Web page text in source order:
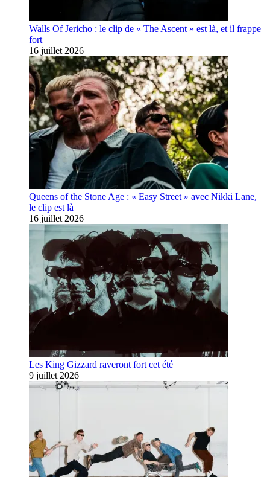
Walls Of Jericho : le clip de « The Ascent » est là, et il frappe
fort
16 juillet 2026
Queens of the Stone Age : « Easy Street » avec Nikki Lane,
le clip est là
16 juillet 2026
Les King Gizzard raveront fort cet été
9 juillet 2026